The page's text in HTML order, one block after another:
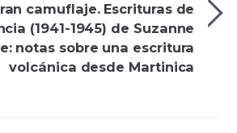
camuflaje. Escrituras de
(1941-1945) de Suzanne
notas sobre una escritura
volcánica desde Martinica